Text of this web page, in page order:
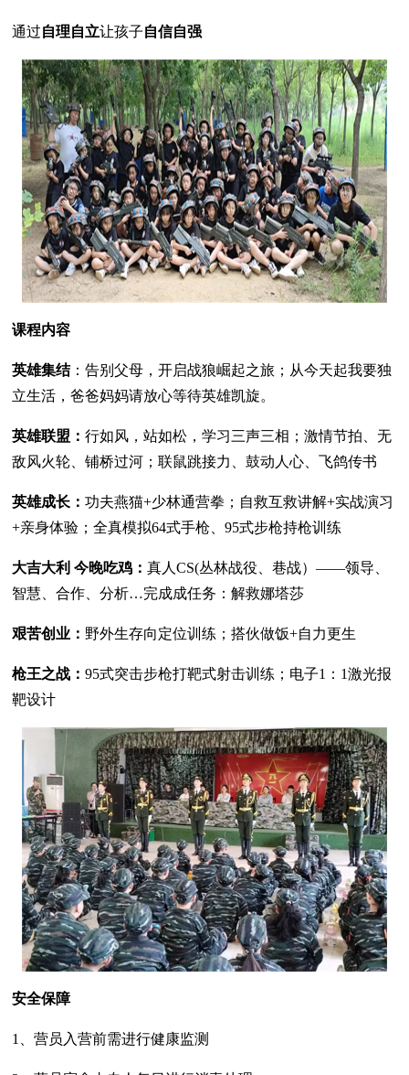
通过自理自立让孩子自信自强
课程内容
英雄集结：告别父母，开启战狼崛起之旅；从今天起我要独
立生活，爸爸妈妈请放心等待英雄凯旋。
英雄联盟：行如风，站如松，学习三声三相；激情节拍、无
敌风火轮、铺桥过河；联鼠跳接力、鼓动人心、飞鸽传书
英雄成长：功夫燕猫+少林通营拳；自救互救讲解+实战演习
+亲身体验；全真模拟64式手枪、95式步枪持枪训练
大吉大利 今晚吃鸡：真人CS(丛林战役、巷战）——领导、
智慧、合作、分析…完成成任务：解救娜塔莎
艰苦创业： 野外生存向定位训练；搭伙做饭+自力更生
枪王之战：95式突击步枪打靶式射击训练；电子1：1激光报
靶设计
安全保障
1、营员入营前需进行健康监测